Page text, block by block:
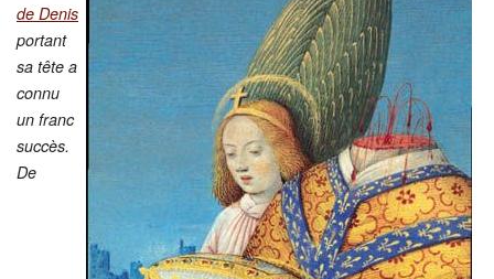
Pratique
Restauration
CMN
de Denis
portant
sa tête a
connu
un franc
succès.
De